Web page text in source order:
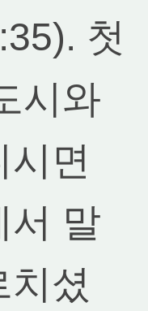
첫
시와
시면
서 말
치셨